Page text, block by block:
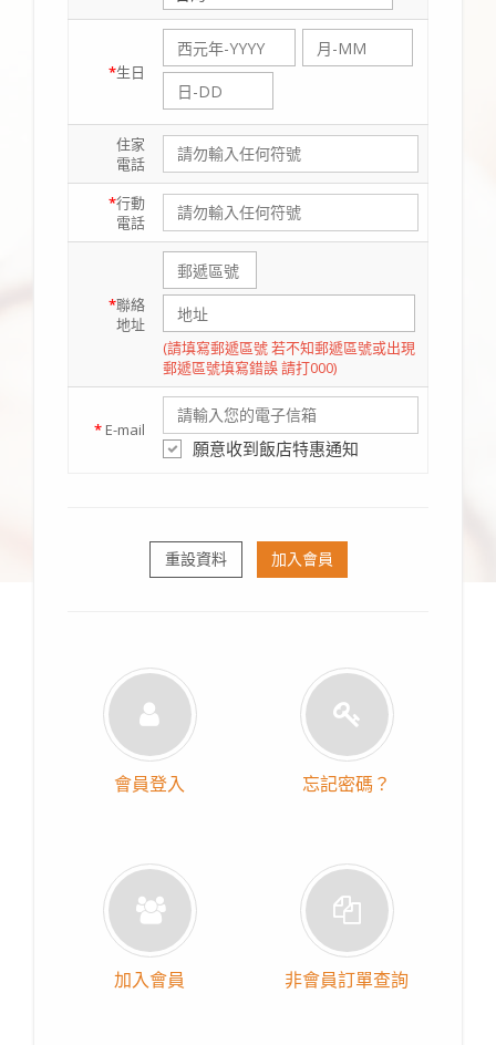
*生日
住家
電話
*行動
電話
*聯絡
地址
(請填寫郵遞區號 若不知郵遞區號或出現
郵遞區號填寫錯誤 請打000)
* E-mail
願意收到飯店特惠通知
重設資料 加入會員
會員登入 忘記密碼？
加入會員 非會員訂單查詢